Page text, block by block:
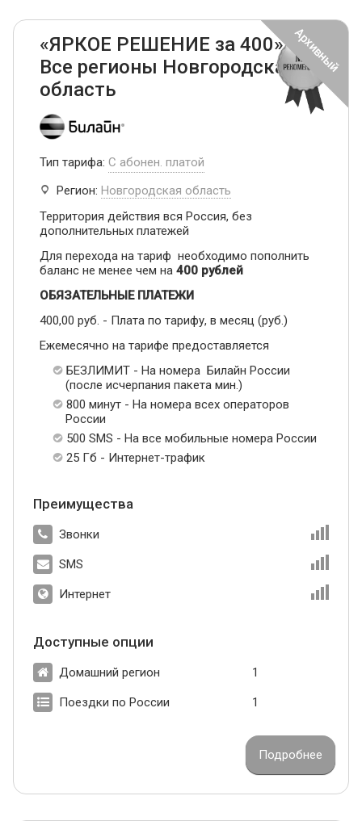
«ЯРКОЕ РЕШЕНИЕ за 400» -
Все регионы Новгородская
область
Тип тарифа: С абонен. платой
Регион: Новгородская область
Территория действия вся Россия, без
дополнительных платежей
Для перехода на тариф необходимо пополнить
баланс не менее чем на 400 рублей
ОБЯЗАТЕЛЬНЫЕ ПЛАТЕЖИ
400,00 руб. - Плата по тарифу, в месяц (руб.)
Ежемесячно на тарифе предоставляется
БЕЗЛИМИТ - На номера Билайн России
(после исчерпания пакета мин.)
800 минут - На номера всех операторов
России
500 SMS - На все мобильные номера России
25 Гб - Интернет-трафик
Преимущества
Звонки
SMS
Интернет
Доступные опции
Домашний регион 1
Поездки по России 1
Подробнее